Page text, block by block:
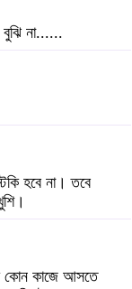
না......
হবে না। তবে
কোন কাজে আসতে